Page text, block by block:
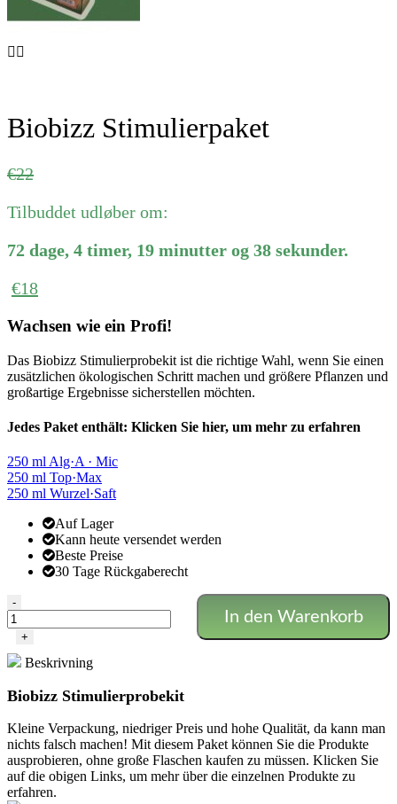
Biobizz Stimulierpaket
Ursprünglicher
war:
€22Aktueller
ist:
Tilbuddet udløber om:
72 dage, 4 timer, 19 minutter og 38 sekunder.
€18
Wachsen wie ein Profi!
Das Biobizz Stimulierprobekit ist die richtige Wahl, wenn Sie einen
zusätzlichen ökologischen Schritt machen und größere Pflanzen und
großartige Ergebnisse sicherstellen möchten.
Jedes Paket enthält: Klicken Sie hier, um mehr zu erfahren
250 ml Alg·A · Mic
250 ml Top·Max
250 ml Wurzel·Saft
Auf Lager
Kann heute versendet werden
Beste Preise
30 Tage Rückgaberecht
Biobizz
Stimulierpaket
Menge
-
+
In den Warenkorb
Beskrivning
Biobizz Stimulierprobekit
Kleine Verpackung, niedriger Preis und hohe Qualität, da kann man
nichts falsch machen! Mit diesem Paket können Sie die Produkte
ausprobieren, ohne große Flaschen kaufen zu müssen. Klicken Sie
auf die obigen Links, um mehr über die einzelnen Produkte zu
erfahren.